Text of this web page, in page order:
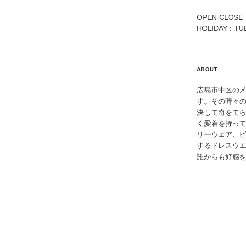
OPEN-CLOSE
HOLIDAY：
ABOUT
広島市中区の
す。その時々
決して奇をて
く愛着を持っ
リーウェア、
するドレスウ
誰からも好感